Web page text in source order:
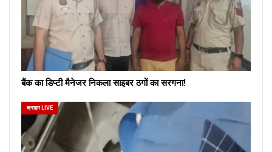
बैंक का डिप्टी मैनेजर निकला साइबर ठगों का सरगना!
क्राइम LIVE